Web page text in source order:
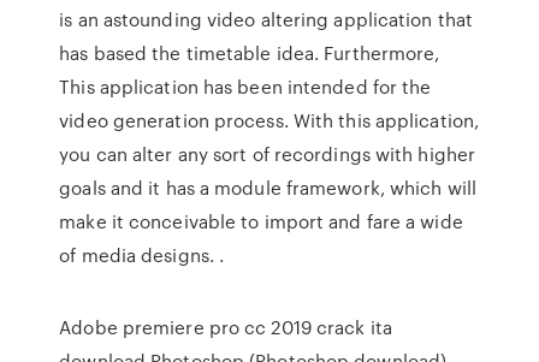
is an astounding video altering application that
has based the timetable idea. Furthermore,
This application has been intended for the
video generation process. With this application,
you can alter any sort of recordings with higher
goals and it has a module framework, which will
make it conceivable to import and fare a wide
of media designs. .
Adobe premiere pro cc 2019 crack ita